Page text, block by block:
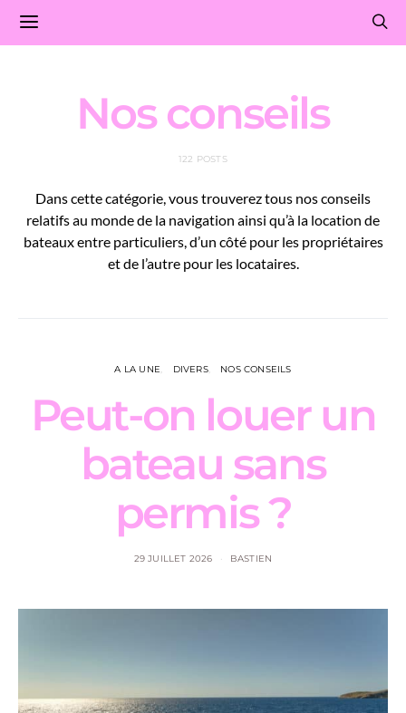
Nos conseils
122 POSTS
Dans cette catégorie, vous trouverez tous nos conseils
relatifs au monde de la navigation ainsi qu’à la location de
bateaux entre particuliers, d’un côté pour les propriétaires
et de l’autre pour les locataires.
A LA UNE DIVERS NOS CONSEILS
Peut-on louer un
bateau sans
permis ?
29 JUILLET 2026 BASTIEN